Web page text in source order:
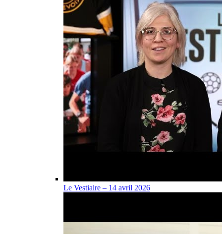
Le Vestiaire – 14 avril 2026